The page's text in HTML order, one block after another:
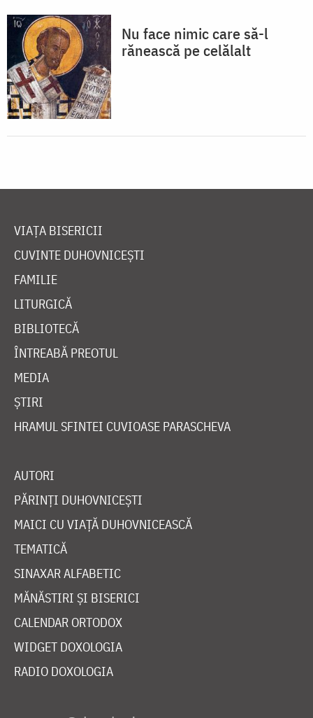
Nu face nimic care să-l
rănească pe celălalt
VIAȚA BISERICII
CUVINTE DUHOVNICEȘTI
FAMILIE
LITURGICĂ
BIBLIOTECĂ
ÎNTREABĂ PREOTUL
MEDIA
ȘTIRI
HRAMUL SFINTEI CUVIOASE PARASCHEVA
AUTORI
PĂRINȚI DUHOVNICEȘTI
MAICI CU VIAȚĂ DUHOVNICEASCĂ
TEMATICĂ
SINAXAR ALFABETIC
MĂNĂSTIRI ȘI BISERICI
CALENDAR ORTODOX
WIDGET DOXOLOGIA
RADIO DOXOLOGIA